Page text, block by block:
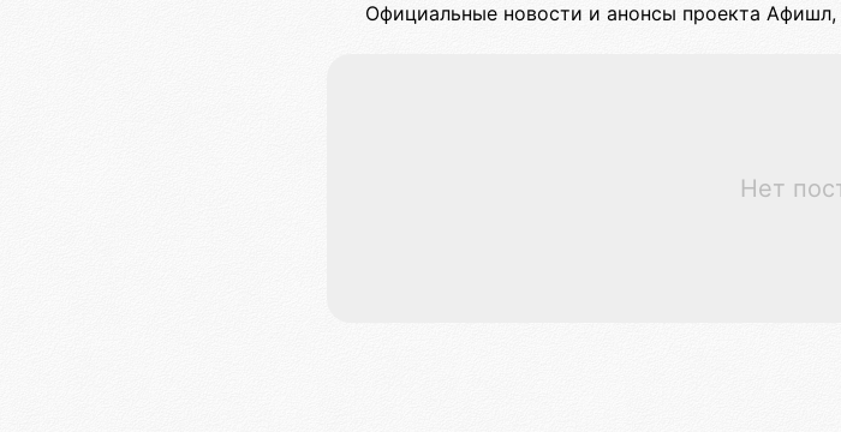
Официальные новости и анонсы проекта
Нет